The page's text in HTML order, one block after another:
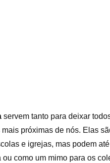
servem tanto para deixar
próximas de nós. Elas
e igrejas, mas podem
como um mimo para os